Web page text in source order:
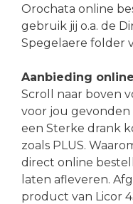
Orochata online
gebruik jij o.a. de
Spegelaere folder
Aanbieding
Scroll naar boven
voor jou
een Sterke drank
zoals PLUS.
direct online
laten afleveren.
product van Licor